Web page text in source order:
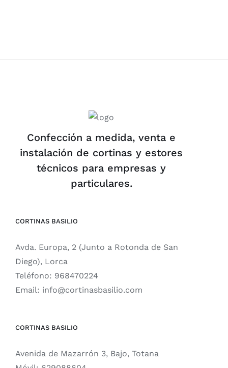
Confección a medida, venta e
instalación de cortinas y estores
técnicos para empresas y
particulares.
CORTINAS BASILIO
Avda. Europa, 2 (Junto a Rotonda de San
Diego), Lorca
Teléfono: 968470224
Email: info@cortinasbasilio.com
CORTINAS BASILIO
Avenida de Mazarrón 3, Bajo, Totana